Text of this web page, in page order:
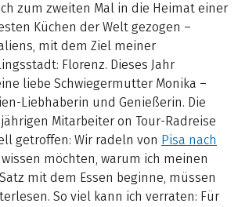
zum zweiten Mal in die Heimat einer
Küchen der Welt gezogen –
mit dem Ziel meiner
Florenz. Dieses Jahr
liebe Schwiegermutter Monika –
Liebhaberin und Genießerin. Die
Mitarbeiter on Tour-Radreise
getroffen: Wir radeln von Pisa nach
wissen möchten, warum ich meinen
mit dem Essen beginne, müssen
So viel kann ich verraten: Für